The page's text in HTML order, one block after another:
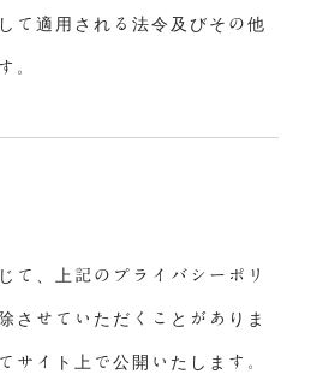
て適用される法令及びその他
。
て、上記のプライバシーポリ
させていただくことがありま
サイト上で公開いたします。